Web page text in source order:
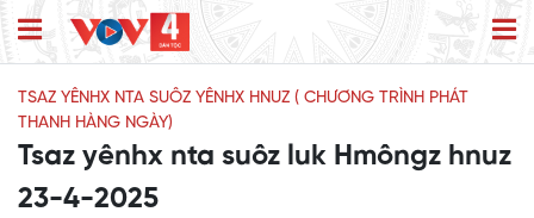
TSAZ YÊNHX NTA SUÔZ YÊNHX HNUZ ( CHƯƠNG TRÌNH PHÁT
THANH HÀNG NGÀY)
Tsaz yênhx nta suôz luk Hmôngz hnuz
23-4-2025